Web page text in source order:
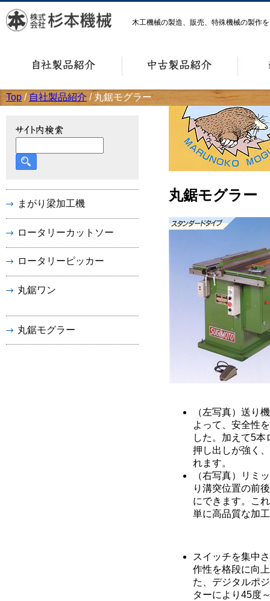
木工機械の製造、販売、特殊機械の製作
Top /自社製品紹介 / 丸鋸モグラー
丸鋸モグラー
（左写真）送り
よって、安全性
した。加えて5本
押し出しが強く
れます。
（右写真）リミ
り溝突位置の前
にできます。こ
単に高品質な加
スイッチを集中
作性を格段に向
た、デジタルポ
ターにより45度
まがり梁加工機
ロータリーカットソー
ロータリーピッカー
丸鋸ワン
丸鋸モグラー